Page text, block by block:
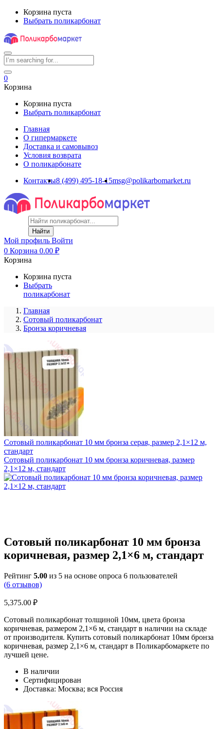
Корзина пуста
Выбрать поликарбонат
0
Корзина
Корзина пуста
Выбрать поликарбонат
Главная
О гипермаркете
Доставка и самовывоз
Условия возврата
О поликарбонате
Контакты8 (499) 495-18-15msg@polikarbomarket.ru
Найти
Мой профиль Войти
0 Корзина 0.00 ₽
Корзина
Корзина пуста
Выбрать
поликарбонат
Главная
Сотовый поликарбонат
Бронза коричневая
Сотовый поликарбонат 10 мм бронза серая, размер 2,1×12 м,
стандарт
Сотовый поликарбонат 10 мм бронза коричневая, размер
2,1×12 м, стандарт
Сотовый поликарбонат 10 мм бронза
коричневая, размер 2,1×6 м, стандарт
Рейтинг 5.00 из 5 на основе опроса 6 пользователей
(6 отзывов)
5,375.00 ₽
Сотовый поликарбонат толщиной 10мм, цвета бронза
коричневая, размером 2,1×6 м, стандарт в наличии на складе
от производителя. Купить сотовый поликарбонат 10мм бронза
коричневая, размер 2,1×6 м, стандарт в Поликарбомаркете по
лучшей цене.
В наличии
Сертифицирован
Доставка: Москва; вся Россия